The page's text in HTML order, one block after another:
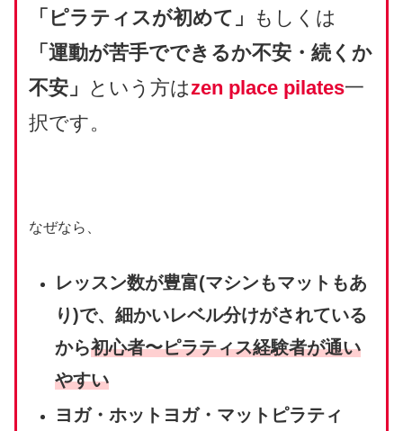
「ピラティスが初めて」
もしくは
「運動が苦手でできるか不安・続くか
不安」 という方はzen place pilates一
択です。
なぜなら、
レッスン数が豊富(マシンもマットもあ
り)で、細かいレベル分けがされている
から初心者〜ピラティス経験者が通い
やすい
ヨガ・ホットヨガ・マットピラティ